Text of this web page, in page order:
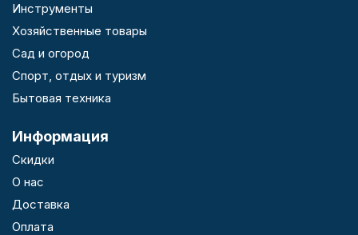
Инструменты
Хозяйственные товары
Сад и огород
Спорт, отдых и туризм
Бытовая техника
Информация
Скидки
О нас
Доставка
Оплата